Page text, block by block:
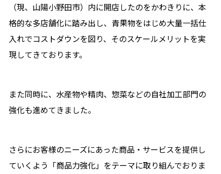
（現、山陽小野田市）内に開店したのをかわきりに、本
格的な多店舗化に踏み出し、青果物をはじめ大量一括仕
入れでコストダウンを図り、そのスケールメリットを実
現してきております。
また同時に、水産物や精肉、惣菜などの自社加工部門の
強化も進めてきました。
さらにお客様のニーズにあった商品・サービスを提供し
ていくよう「商品力強化」をテーマに取り組んでおりま